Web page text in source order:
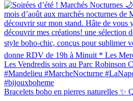
Bracelets boho en pierres naturelles ✨